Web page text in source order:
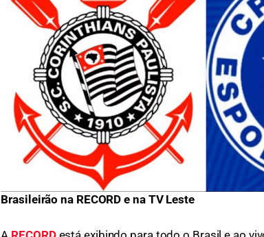
Brasileirão na RECORD e na TV Leste